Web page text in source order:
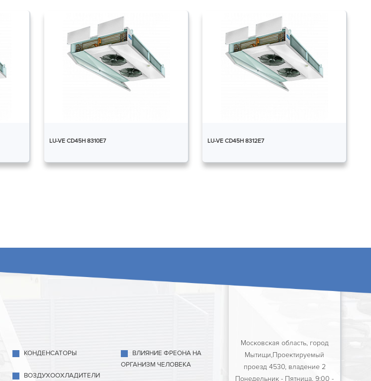
LU-VE CD45H 8310E7 LU-VE CD45H 8312E7
КОНДЕНСАТОРЫ
ВОЗДУХООХЛАДИТЕЛИ
ВЛИЯНИЕ ФРЕОНА НА
ОРГАНИЗМ ЧЕЛОВЕКА
Московская область, город
Мытищи,Проектируемый
проезд 4530, владение 2
Понедельник - Пятница, 9:00 -